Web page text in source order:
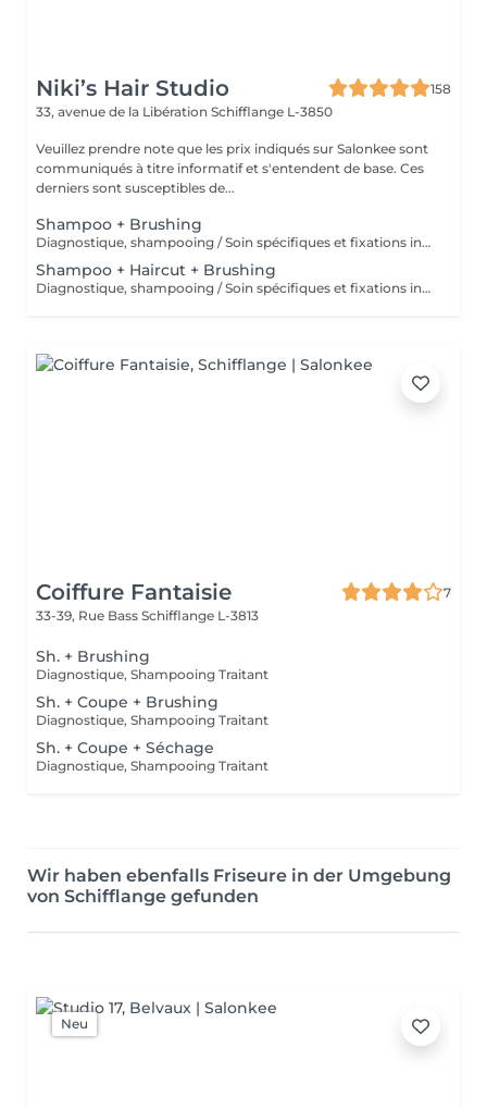
Niki’s Hair Studio
158
33, avenue de la Libération Schifflange L-3850
Veuillez prendre note que les prix indiqués sur Salonkee sont
communiqués à titre informatif et s'entendent de base. Ces
derniers sont susceptibles de...
Shampoo + Brushing
Diagnostique, shampooing / Soin spécifiques et fixations inclus
Shampoo + Haircut + Brushing
Diagnostique, shampooing / Soin spécifiques et fixations inclus
Coiffure Fantaisie
7
33-39, Rue Bass Schifflange L-3813
Sh. + Brushing
Diagnostique, Shampooing Traitant
Sh. + Coupe + Brushing
Diagnostique, Shampooing Traitant
Sh. + Coupe + Séchage
Diagnostique, Shampooing Traitant
Wir haben ebenfalls Friseure in der Umgebung
von Schifflange gefunden
Neu